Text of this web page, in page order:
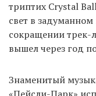
триптих Crystal
свет в
сокращении трек-
вышел через год
Знаменитый